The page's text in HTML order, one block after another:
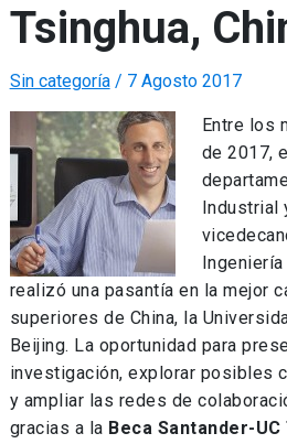
Tsinghua,
Sin categoría/ 7 Agosto 2017
Entre los
de 2017,
Industrial
Ingeniería
realizó una pasantía en la mejor
superiores de China, la
Beijing. La oportunidad para
investigación, explorar posibles
y ampliar las redes de
gracias a la Beca Santander-UC